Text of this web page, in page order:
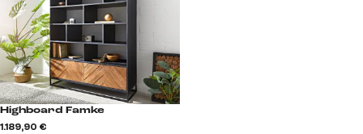
Highboard Famke
1.189,90 €